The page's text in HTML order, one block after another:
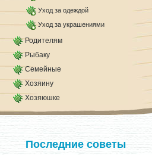
Уход за одеждой
Уход за украшениями
Родителям
Рыбаку
Семейные
Хозяину
Хозяюшке
Последние советы